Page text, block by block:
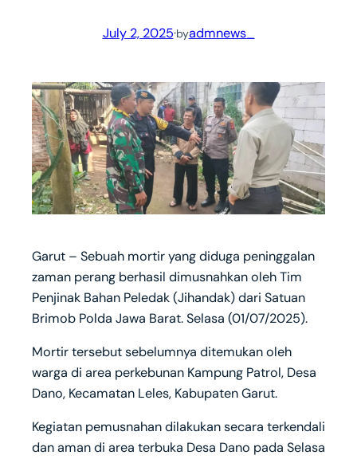
July 2, 2025·byadmnews_
Garut – Sebuah mortir yang diduga peninggalan
zaman perang berhasil dimusnahkan oleh Tim
Penjinak Bahan Peledak (Jihandak) dari Satuan
Brimob Polda Jawa Barat. Selasa (01/07/2025).
Mortir tersebut sebelumnya ditemukan oleh
warga di area perkebunan Kampung Patrol, Desa
Dano, Kecamatan Leles, Kabupaten Garut.
Kegiatan pemusnahan dilakukan secara terkendali
dan aman di area terbuka Desa Dano pada Selasa